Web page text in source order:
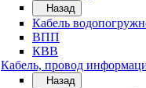
Назад
Кабель
ВПП
КВВ
Кабель, провод
Назад